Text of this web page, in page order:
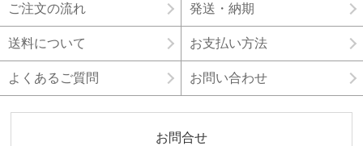
ご注文の流れ 発送・納期
送料について お支払い方法
よくあるご質問 お問い合わせ
お問合せ